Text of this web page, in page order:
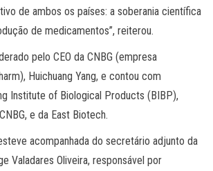
de ambos os países: a soberania científica
de medicamentos”, reiterou.
pelo CEO da CNBG (empresa
Huichuang Yang, e contou com
Institute of Biological Products (BIBP),
e da East Biotech.
acompanhada do secretário adjunto da
Valadares Oliveira, responsável por